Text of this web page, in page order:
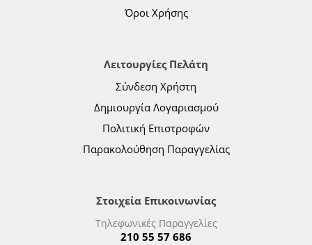
Όροι Χρήσης
Λειτουργίες Πελάτη
Σύνδεση Χρήστη
Δημιουργία Λογαριασμού
Πολιτική Επιστροφών
Παρακολούθηση Παραγγελίας
Στοιχεία Επικοινωνίας
Τηλεφωνικές Παραγγελίες
210 55 57 686